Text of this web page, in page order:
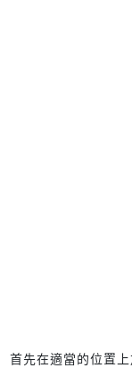
首先在適當的位置上